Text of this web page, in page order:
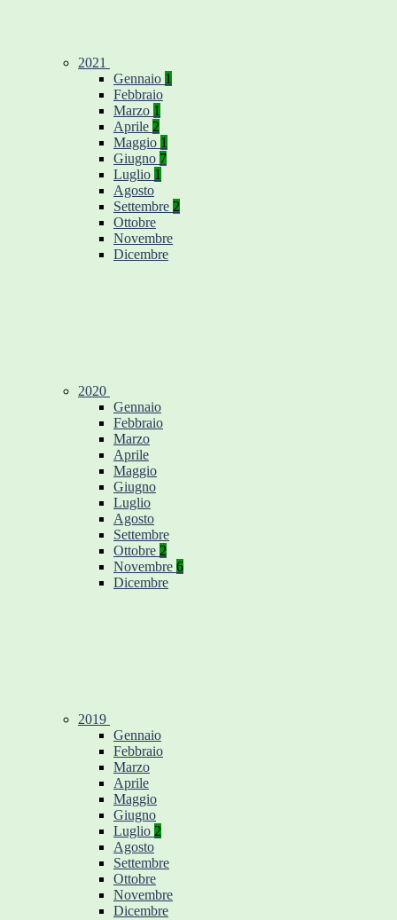
2021
Gennaio 1
Febbraio
Marzo 1
Aprile 2
Maggio 1
Giugno 7
Luglio 1
Agosto
Settembre 2
Ottobre
Novembre
Dicembre
2020
Gennaio
Febbraio
Marzo
Aprile
Maggio
Giugno
Luglio
Agosto
Settembre
Ottobre 2
Novembre 6
Dicembre
2019
Gennaio
Febbraio
Marzo
Aprile
Maggio
Giugno
Luglio 2
Agosto
Settembre
Ottobre
Novembre
Dicembre